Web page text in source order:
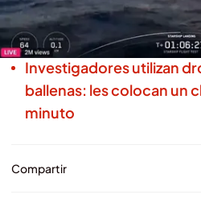
de Starship han
explosiones del cohete
Investigadores utilizan
ballenas: les colocan un
minuto
Compartir